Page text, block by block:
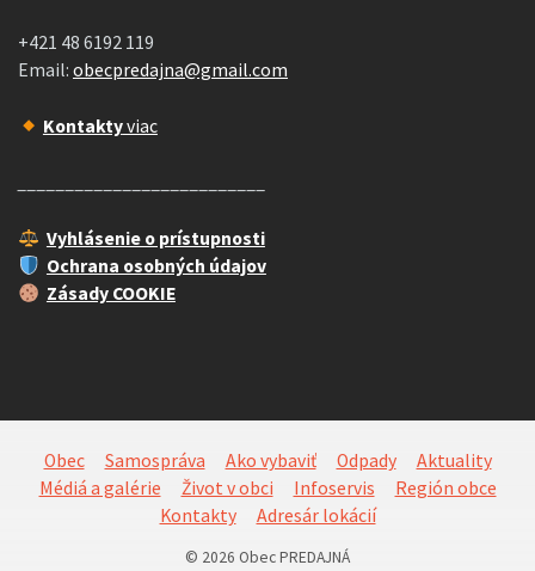
+421 48 6192 119
Email: obecpredajna@gmail.com
Kontaktyviac
Vyhlásenie o prístupnosti
Ochrana osobných údajov
Zásady COOKIE
Obec Samospráva Ako vybaviť Odpady
Aktuality
Médiá a galérie
Život v obci Infoservis
Región obce
Kontakty
Adresár lokácií
© 2026 Obec PREDAJNÁ